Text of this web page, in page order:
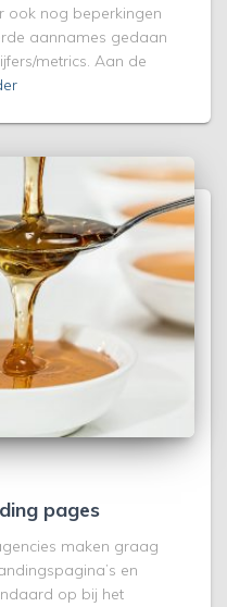
ook nog beperkingen
aannames gedaan
metrics. Aan de
pages
maken graag
en
op bij het